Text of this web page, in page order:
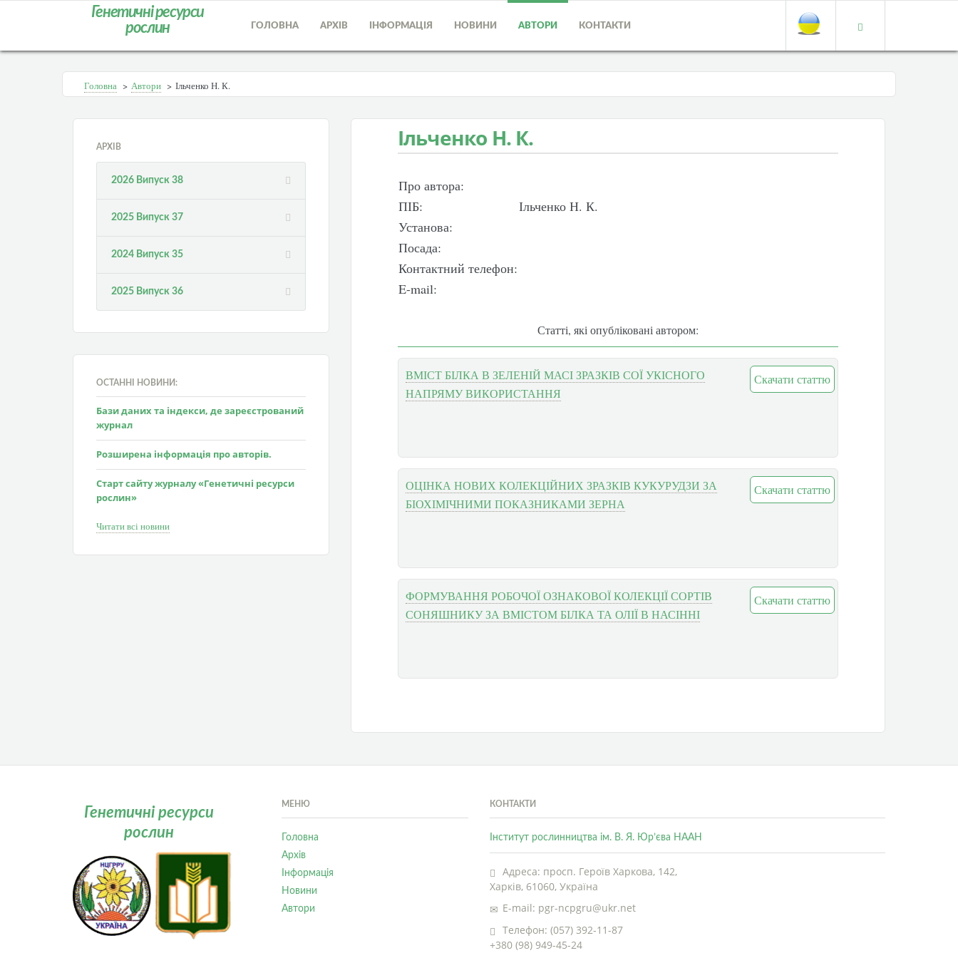
Генетичні ресурси
рослин
ГОЛОВНА АРХІВ ІНФОРМАЦІЯ НОВИНИ АВТОРИ КОНТАКТИ
Головна > Автори > Ільченко Н. К.
АРХІВ
2026 Випуск 38
2025 Випуск 37
2024 Випуск 35
2025 Випуск 36
ОСТАННІ НОВИНИ:
Бази даних та індекси, де зареєстрований
журнал
Розширена інформація про авторів.
Старт сайту журналу «Генетичні ресурси
рослин»
Читати всі новини
Ільченко Н. К.
Про автора:
ПІБ:
Ільченко Н. К.
Установа:
Посада:
Контактний телефон:
E-mail:
Статті, які опубліковані автором:
Скачати статтю
ВМІСТ БІЛКА В ЗЕЛЕНІЙ МАСІ ЗРАЗКІВ СОЇ УКІСНОГО
НАПРЯМУ ВИКОРИСТАННЯ
Скачати статтю
ОЦІНКА НОВИХ КОЛЕКЦІЙНИХ ЗРАЗКІВ КУКУРУДЗИ ЗА
БІОХІМІЧНИМИ ПОКАЗНИКАМИ ЗЕРНА
Скачати статтю
ФОРМУВАННЯ РОБОЧОЇ ОЗНАКОВОЇ КОЛЕКЦІЇ СОРТІВ
СОНЯШНИКУ ЗА ВМІСТОМ БІЛКА ТА ОЛІЇ В НАСІННІ
Генетичні ресурси
рослин
МЕНЮ
Головна
Архів
Інформація
Новини
Автори
КОНТАКТИ
Інститут рослинництва ім. В. Я. Юр’єва НААН
Адреса: просп. Героїв Харкова, 142,
Харків, 61060, Україна
E-mail: pgr-ncpgru@ukr.net
Телефон: (057) 392-11-87
+380 (98) 949-45-24